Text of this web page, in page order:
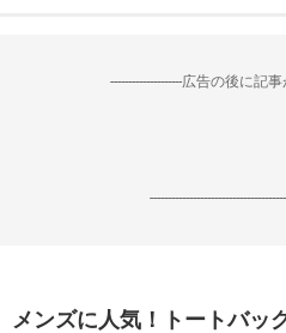
--------------------広告の後に記
メンズに人気！トートバッ